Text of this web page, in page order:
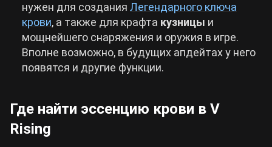
нужен для создания Легендарного ключа
крови, а также для крафта кузницы и
мощнейшего снаряжения и оружия в игре.
Вполне возможно, в будущих апдейтах у него
появятся и другие функции.
Где найти эссенцию крови в V
Rising